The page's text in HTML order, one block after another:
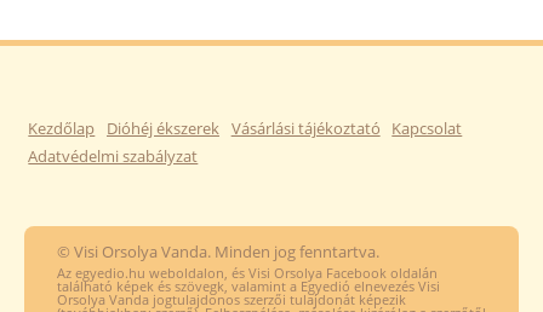
Kezdőlap Dióhéj ékszerek Vásárlási tájékoztató
Kapcsolat
Adatvédelmi szabályzat
© Visi Orsolya Vanda. Minden jog fenntartva.
Az egyedio.hu weboldalon, és Visi Orsolya Facebook oldalán
található képek és szövegk, valamint a Egyedió elnevezés Visi
Orsolya Vanda jogtulajdonos szerzői tulajdonát képezik